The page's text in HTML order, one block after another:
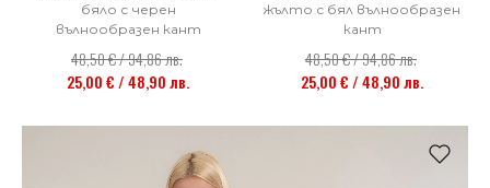
бяло с черен
вълнообразен кант
48,50 € / 94,86 лв.
25,00 € / 48,90 лв.
жълто с бял вълнообразен
кант
48,50 € / 94,86 лв.
25,00 € / 48,90 лв.